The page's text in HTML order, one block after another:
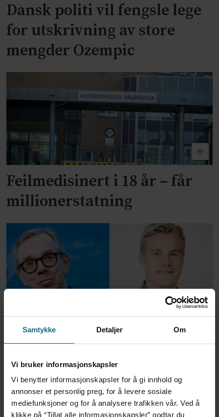
Samtykke Detaljer Om
Vi bruker informasjonskapsler
Vi benytter informasjonskapsler for å gi innhold og
annonser et personlig preg, for å levere sosiale
mediefunksjoner og for å analysere trafikken vår. Ved å
klikke på “Tillat alle informasjonskapsler” godtar du
Dansk politi vil fengsle lege
for utskrivning av store
mengder Ozempic
Feilmedisinert i 18 år – får
millionerstatning
To år til utredning av
klar